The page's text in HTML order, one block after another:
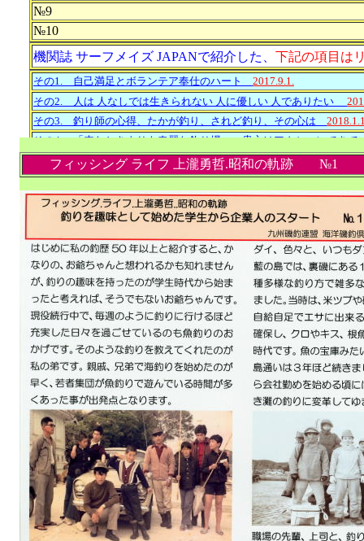
№9
№10
機関誌 サーフメイズ JAPANで紹介した、 下記の項目は
その1. 自己満足とボランテア奉仕のハート 2017.9.1.
その2. 人は 人なしでは生きられない 人に優しい 人でありたい
その3. 釣り師の心得、たかが釣り、されど釣り、その心は
その4. 「来たときよりも奇麗な釣り場」 貴方はアクションでき
その5. お世話係で楽しめた 「2018.西日本釣り博」
2018.5.1.
その6. 自然に優しい、青く透き通った、奇麗な海辺で、遊びませ
その7. 日本人の心、おもてなし2018.9.1.
その8. 身近な釣具店さんと遊んで50年、学んだものは2018.11.1.
その9. シニア夫婦が関わる「海辺感謝の日」と「釣り指導員」
その10. 釣り場環境とファミリーフィッシング文化2019.3.
フィッシング ライフ 上瀧勇哲.昭和の軌跡